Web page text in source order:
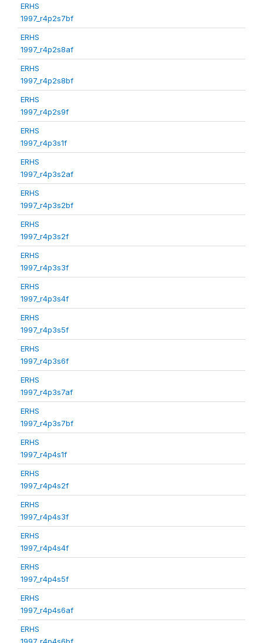
ERHS
1997_r4p2s7bf
ERHS
1997_r4p2s8af
ERHS
1997_r4p2s8bf
ERHS
1997_r4p2s9f
ERHS
1997_r4p3s1f
ERHS
1997_r4p3s2af
ERHS
1997_r4p3s2bf
ERHS
1997_r4p3s2f
ERHS
1997_r4p3s3f
ERHS
1997_r4p3s4f
ERHS
1997_r4p3s5f
ERHS
1997_r4p3s6f
ERHS
1997_r4p3s7af
ERHS
1997_r4p3s7bf
ERHS
1997_r4p4s1f
ERHS
1997_r4p4s2f
ERHS
1997_r4p4s3f
ERHS
1997_r4p4s4f
ERHS
1997_r4p4s5f
ERHS
1997_r4p4s6af
ERHS
1997_r4p4s6bf